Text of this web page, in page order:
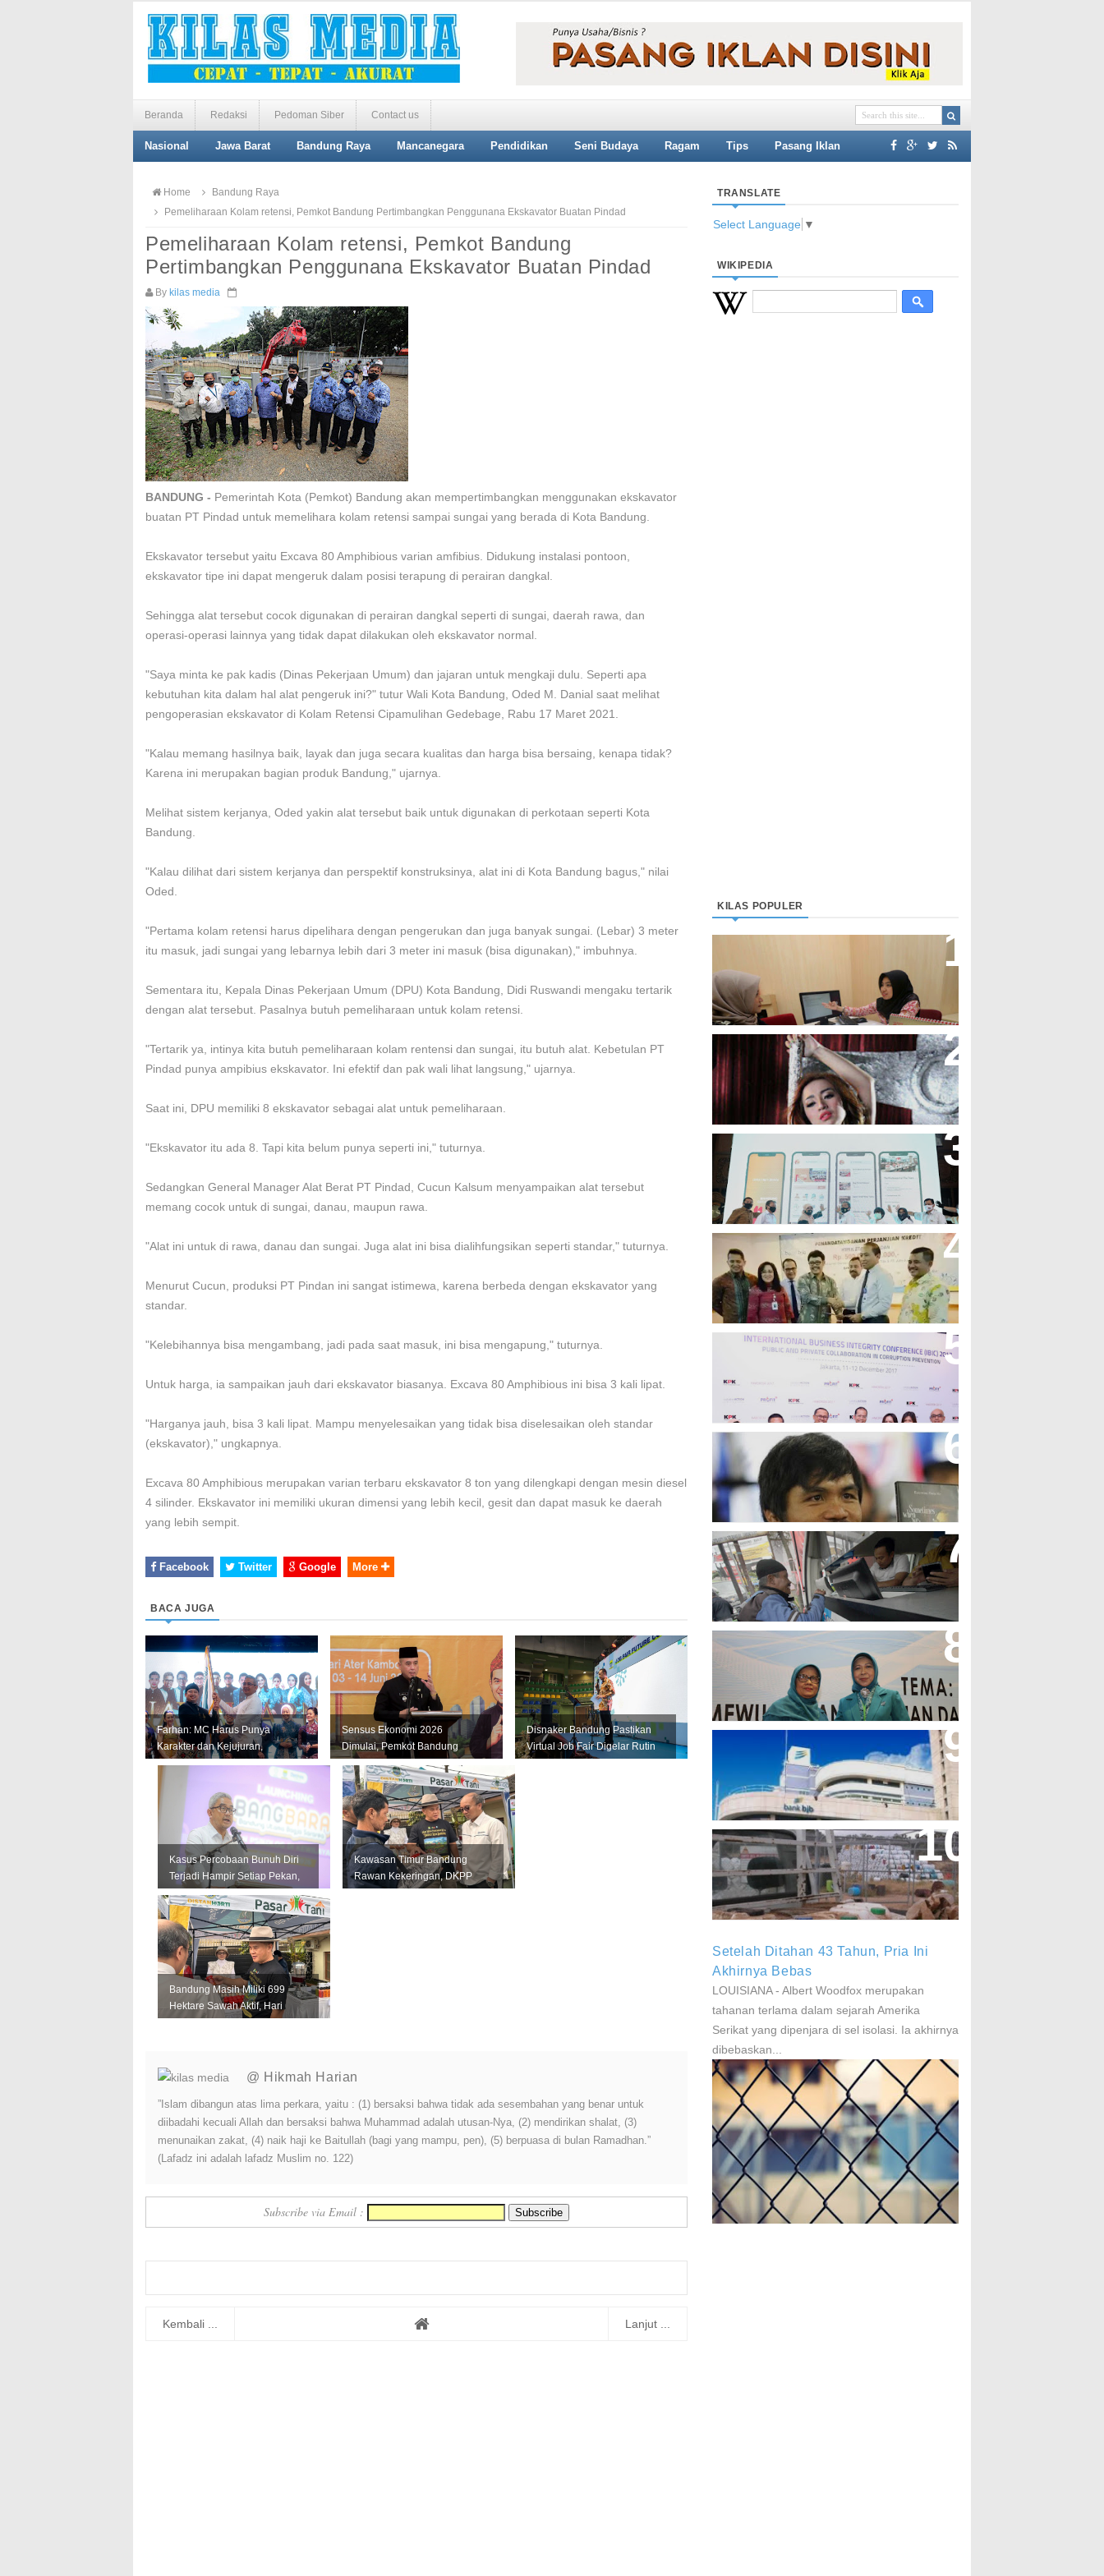
Beranda Redaksi Pedoman Siber Contact us
Nasional Jawa Barat Bandung Raya Mancanegara Pendidikan Seni Budaya Ragam Tips Pasang Iklan
Home
Bandung Raya
Pemeliharaan Kolam retensi, Pemkot Bandung Pertimbangkan Penggunana Ekskavator Buatan Pindad
Pemeliharaan Kolam retensi, Pemkot Bandung
Pertimbangkan Penggunana Ekskavator Buatan Pindad
By kilas media
BANDUNG - Pemerintah Kota (Pemkot) Bandung akan mempertimbangkan menggunakan ekskavator
buatan PT Pindad untuk memelihara kolam retensi sampai sungai yang berada di Kota Bandung.
Ekskavator tersebut yaitu Excava 80 Amphibious varian amfibius. Didukung instalasi pontoon,
ekskavator tipe ini dapat mengeruk dalam posisi terapung di perairan dangkal.
Sehingga alat tersebut cocok digunakan di perairan dangkal seperti di sungai, daerah rawa, dan
operasi-operasi lainnya yang tidak dapat dilakukan oleh ekskavator normal.
"Saya minta ke pak kadis (Dinas Pekerjaan Umum) dan jajaran untuk mengkaji dulu. Seperti apa
kebutuhan kita dalam hal alat pengeruk ini?" tutur Wali Kota Bandung, Oded M. Danial saat melihat
pengoperasian ekskavator di Kolam Retensi Cipamulihan Gedebage, Rabu 17 Maret 2021.
"Kalau memang hasilnya baik, layak dan juga secara kualitas dan harga bisa bersaing, kenapa tidak?
Karena ini merupakan bagian produk Bandung," ujarnya.
Melihat sistem kerjanya, Oded yakin alat tersebut baik untuk digunakan di perkotaan seperti Kota
Bandung.
"Kalau dilihat dari sistem kerjanya dan perspektif konstruksinya, alat ini di Kota Bandung bagus," nilai
Oded.
"Pertama kolam retensi harus dipelihara dengan pengerukan dan juga banyak sungai. (Lebar) 3 meter
itu masuk, jadi sungai yang lebarnya lebih dari 3 meter ini masuk (bisa digunakan)," imbuhnya.
Sementara itu, Kepala Dinas Pekerjaan Umum (DPU) Kota Bandung, Didi Ruswandi mengaku tertarik
dengan alat tersebut. Pasalnya butuh pemeliharaan untuk kolam retensi.
"Tertarik ya, intinya kita butuh pemeliharaan kolam rentensi dan sungai, itu butuh alat. Kebetulan PT
Pindad punya ampibius ekskavator. Ini efektif dan pak wali lihat langsung," ujarnya.
Saat ini, DPU memiliki 8 ekskavator sebagai alat untuk pemeliharaan.
"Ekskavator itu ada 8. Tapi kita belum punya seperti ini," tuturnya.
Sedangkan General Manager Alat Berat PT Pindad, Cucun Kalsum menyampaikan alat tersebut
memang cocok untuk di sungai, danau, maupun rawa.
"Alat ini untuk di rawa, danau dan sungai. Juga alat ini bisa dialihfungsikan seperti standar," tuturnya.
Menurut Cucun, produksi PT Pindan ini sangat istimewa, karena berbeda dengan ekskavator yang
standar.
"Kelebihannya bisa mengambang, jadi pada saat masuk, ini bisa mengapung," tuturnya.
Untuk harga, ia sampaikan jauh dari ekskavator biasanya. Excava 80 Amphibious ini bisa 3 kali lipat.
"Harganya jauh, bisa 3 kali lipat. Mampu menyelesaikan yang tidak bisa diselesaikan oleh standar
(ekskavator)," ungkapnya.
Excava 80 Amphibious merupakan varian terbaru ekskavator 8 ton yang dilengkapi dengan mesin diesel
4 silinder. Ekskavator ini memiliki ukuran dimensi yang lebih kecil, gesit dan dapat masuk ke daerah
yang lebih sempit.
Facebook Twitter Google More
BACA JUGA
Farhan: MC Harus Punya
Karakter dan Kejujuran,
Jangan Jadi Tiruan Orang
Lain
Sensus Ekonomi 2026
Dimulai, Pemkot Bandung
Andalkan Data Akurat untuk
Perkuat U...
Disnaker Bandung Pastikan
Virtual Job Fair Digelar Rutin
Kasus Percobaan Bunuh Diri
Terjadi Hampir Setiap Pekan,
Pemkot Bandung Perkuat L...
Kawasan Timur Bandung
Rawan Kekeringan, DKPP
Bandung Masih Miliki 699
Hektare Sawah Aktif, Hari
@ Hikmah Harian
”Islam dibangun atas lima perkara, yaitu : (1) bersaksi bahwa tidak ada sesembahan yang benar untuk
diibadahi kecuali Allah dan bersaksi bahwa Muhammad adalah utusan-Nya, (2) mendirikan shalat, (3)
menunaikan zakat, (4) naik haji ke Baitullah (bagi yang mampu, pen), (5) berpuasa di bulan Ramadhan.”
(Lafadz ini adalah lafadz Muslim no. 122)
Subscribe via Email :
Kembali ... Lanjut ...
TRANSLATE
Select Language ▼
WIKIPEDIA
KILAS POPULER
Keuangan Syariah Di Indonesia
Meningkat
Cupi Cupita Luncurkan Single
“Yo Uwis”
Bandung Great Sale 2020 Go
Online Resmi Dimulai
Bank Bjb Fasilitasi Kredit Modal
Kerja Konstruksi PT Adhi Karya
Keren, Bank BJB Kantongi
Puluhan Penghargaan Sepanjang
2017
Dicibir Di Medsos, Manny
Pacquiao Tegaskan Pendirian
Tolak LGBT
Bjb T Samsat Manjakan Nasabah
Dalam Bayar Pajak Kendaraan
Perpres No.99/2017 Bisa Jadi
Acuan Semangat Pengabdian
Aher Minta Pemerintah Pusat
Masukan Kembali BJB Sebagai
Penyalur KUR
Paparan Pestisida Sebabkan
Parkinson Dan Kanker
Setelah Ditahan 43 Tahun, Pria Ini
Akhirnya Bebas
LOUISIANA - Albert Woodfox merupakan
tahanan terlama dalam sejarah Amerika
Serikat yang dipenjara di sel isolasi. Ia akhirnya
dibebaskan...